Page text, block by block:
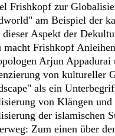
Frishkopf zur
am Beispiel der
Aspekt der
macht Frishkopf
Arjun Appadurai
von kultureller
als ein
von Klängen
der islamischen
Zum einen über